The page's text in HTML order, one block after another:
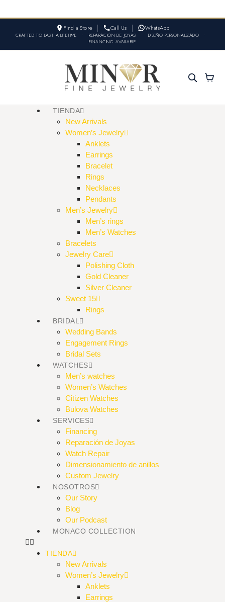
Find a Store Call Us WhatsApp
CRAFTED TO LAST A LIFETIME • REPARACIÓN DE JOYAS • DISEÑO PERSONALIZADO
•
FINANCING AVAILABLE
TIENDA
New Arrivals
Women’s Jewelry
Anklets
Earrings
Bracelet
Rings
Necklaces
Pendants
Men’s Jewelry
Men’s rings
Men’s Watches
Bracelets
Jewelry Care
Polishing Cloth
Gold Cleaner
Silver Cleaner
Sweet 15
Rings
BRIDAL
Wedding Bands
Engagement Rings
Bridal Sets
WATCHES
Men’s watches
Women’s Watches
Citizen Watches
Bulova Watches
SERVICES
Financing
Reparación de Joyas
Watch Repair
Dimensionamiento de anillos
Custom Jewelry
NOSOTROS
Our Story
Blog
Our Podcast
MONACO COLLECTION
TIENDA
New Arrivals
Women’s Jewelry
Anklets
Earrings